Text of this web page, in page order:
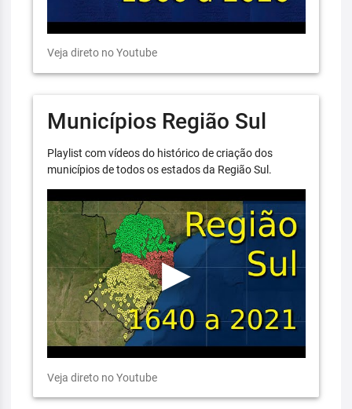
Veja direto no Youtube
Municípios Região Sul
Playlist com vídeos do histórico de criação dos
municípios de todos os estados da Região Sul.
Veja direto no Youtube